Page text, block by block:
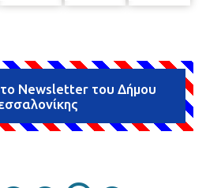
Newsletter του Δήμου